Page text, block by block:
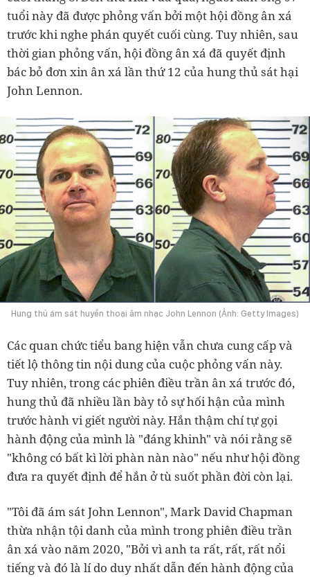
tuổi này đã được phỏng vấn bởi một hội đồng ân xá
trước khi nghe phán quyết cuối cùng. Tuy nhiên, sau
thời gian phỏng vấn, hội đồng ân xá đã quyết định
bác bỏ đơn xin ân xá lần thứ 12 của hung thủ sát hại
John Lennon.
Hung thủ ám sát huyền thoại âm nhạc John Lennon (Ảnh: Getty Images)
Các quan chức tiểu bang hiện vẫn chưa cung cấp và
tiết lộ thông tin nội dung của cuộc phỏng vấn này.
Tuy nhiên, trong các phiên điều trần ân xá trước đó,
hung thủ đã nhiều lần bày tỏ sự hối hận của mình
trước hành vi giết người này. Hắn thậm chí tự gọi
hành động của mình là "đáng khinh" và nói rằng sẽ
"không có bất kì lời phàn nàn nào" nếu như hội đồng
đưa ra quyết định để hắn ở tù suốt phần đời còn lại.
"Tôi đã ám sát John Lennon", Mark David Chapman
thừa nhận tội danh của mình trong phiên điều trần
ân xá vào năm 2020, "Bởi vì anh ta rất, rất, rất nổi
tiếng và đó là lí do duy nhất dẫn đến hành động của